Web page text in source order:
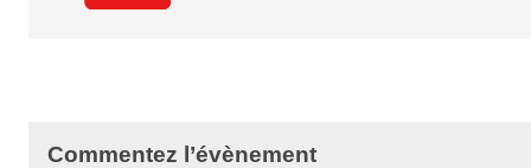
Commentez l’évènement